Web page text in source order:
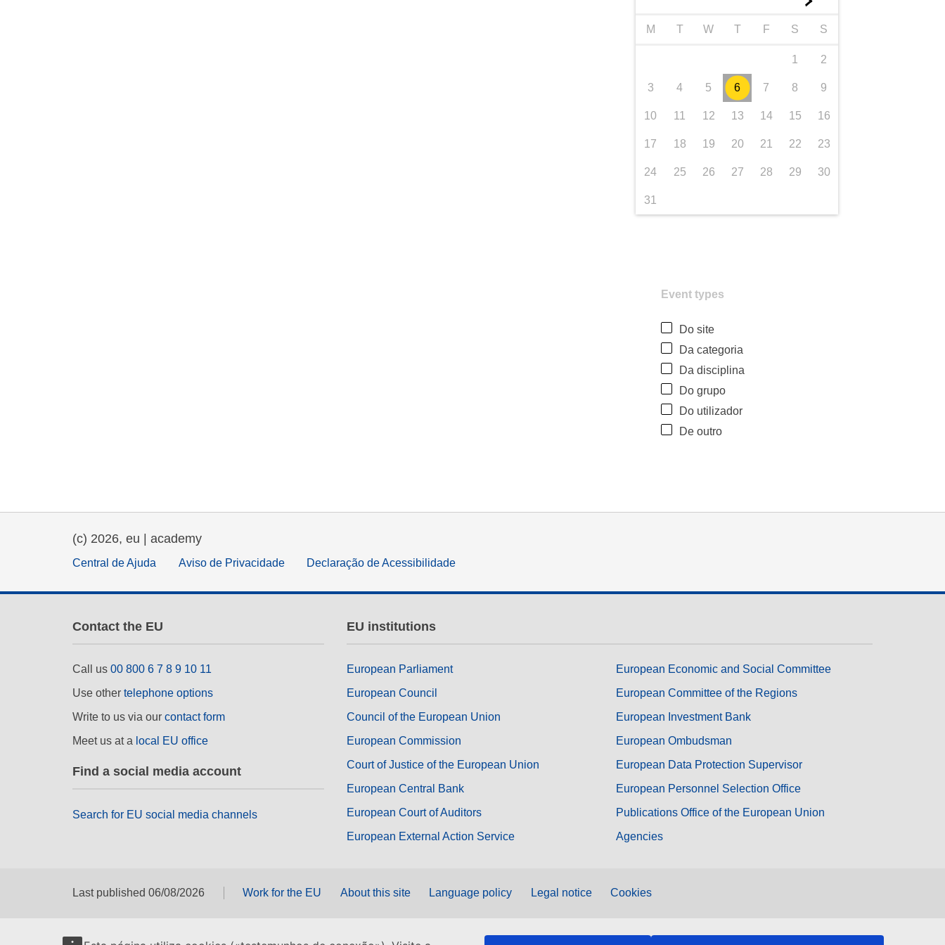
M T W T F S S
1 2
3 4 5 6 7 8 9
10 11 12 13 14 15 16
17 18 19 20 21 22 23
24 25 26 27 28 29 30
31
Event types
Do site
Da categoria
Da disciplina
Do grupo
Do utilizador
De outro
(c) 2026, eu | academy
Central de Ajuda Aviso de Privacidade Declaração de Acessibilidade
Contact the EU
Call us 00 800 6 7 8 9 10 11
Use other telephone options
Write to us via our contact form
Meet us at a local EU office
Find a social media account
Search for EU social media channels
EU institutions
European Parliament
European Council
Council of the European Union
European Commission
Court of Justice of the European Union
European Central Bank
European Court of Auditors
European External Action Service
European Economic and Social Committee
European Committee of the Regions
European Investment Bank
European Ombudsman
European Data Protection Supervisor
European Personnel Selection Office
Publications Office of the European Union
Agencies
Last published 06/08/2026 Work for the EU About this site Language policy Legal notice Cookies